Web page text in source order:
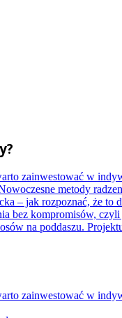
zainwestować w
metody
– jak rozpoznać, że to
bez kompromisów,
na poddaszu.
zainwestować w